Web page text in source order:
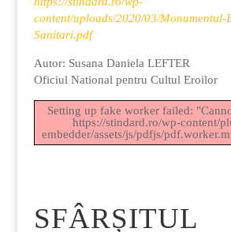
content/uploads/2020/03/Monumentul-
Sanitari.pdf
Autor: Susana Daniela LEFTER
Oficiul National pentru Cultul Eroilor
Setting up fake worker failed:
https://stindard.ro/wp-content/
embedder/assets/js/pdfjs/
SFÂRȘITUL